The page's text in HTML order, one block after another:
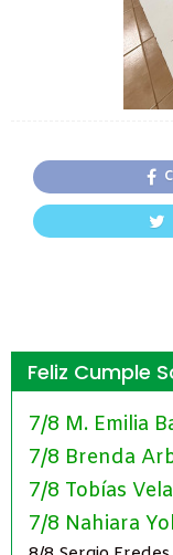
Feliz Cumple
7/8 M. Emilia
7/8 Brenda
7/8 Tobías Vela
7/8 Nahiara